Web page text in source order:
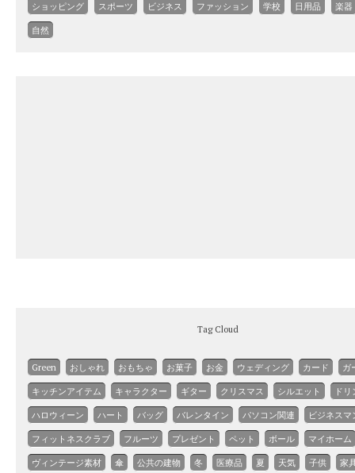
ショッピング スポーツ ビジネス ファッション 学校 日用品 楽器
自然
Tag Cloud
Green おしゃれ おもちゃ お菓子 お金 ウェディング カード ガ
キッチンアイテム キャラクター ギター クリスマス シルエット ド
ハロウィーン ハート バッグ バレンタイン パソコン関連 ビジネスマ
フィットネスクラブ フルーツ プレゼント ペット ボール マイホーム
ヴィンテージ素材 傘 公共の建物 冬 医療品 夏 天気 子供 家